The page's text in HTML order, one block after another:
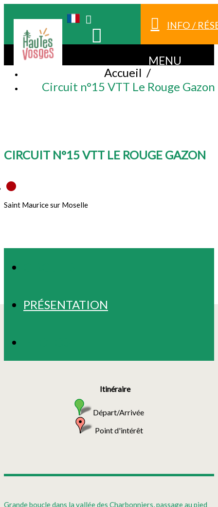
INFO /
MENU
Accueil /
Circuit n°15 VTT Le Rouge Gazon
CIRCUIT N°15 VTT LE ROUGE GAZON
Saint Maurice sur Moselle
PRÉSENTATION
Itinéraire
Départ/Arrivée
Point d'intérêt
Grande boucle dans la vallée des Charbonniers, passage au pied